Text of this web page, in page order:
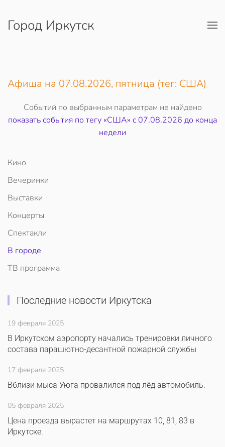
Перейти к содержимому
Город Иркутск
Афиша на 07.08.2026, пятница (тег: США)
Событий по выбранным параметрам не найдено
показать события по тегу «США» c 07.08.2026 до конца
недели
Кино
Вечеринки
Выставки
Концерты
Спектакли
В городе
ТВ программа
Последние новости Иркутска
19 февраля 2025
В Иркутском аэропорту начались тренировки личного
состава парашютно-десантной пожарной службы
17 февраля 2025
Вблизи мыса Уюга провалился под лёд автомобиль.
05 февраля 2025
Цена проезда вырастет на маршрутах 10, 81, 83 в
Иркутске.